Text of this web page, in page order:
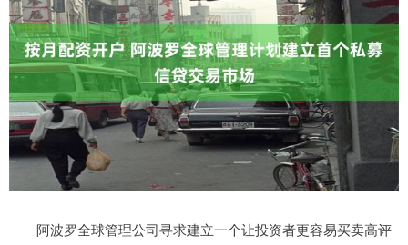
阿波罗全球管理公司寻求建立一个让投资者更容易买卖高评